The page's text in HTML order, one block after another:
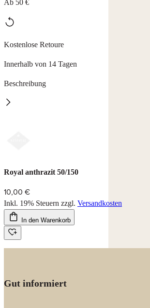
Ab 50 €
Kostenlose Retoure
Innerhalb von 14 Tagen
Beschreibung
waschbar bei 30°C, rückseitig bügeln.
Royal anthrazit 50/150
10,00 €
Inkl. 19% Steuern zzgl. Versandkosten
In den Warenkorb
Gut informiert